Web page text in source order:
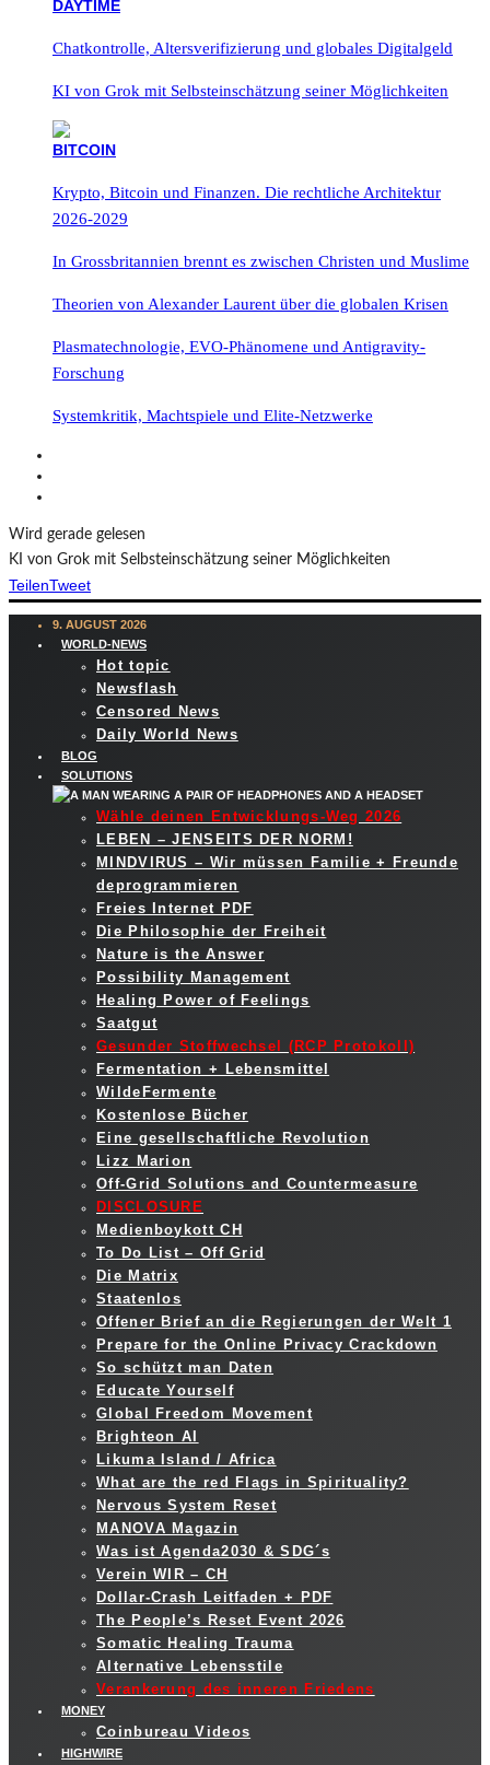
Chatkontrolle, Altersverifizierung und globales Digitalgeld
KI von Grok mit Selbsteinschätzung seiner Möglichkeiten
Krypto, Bitcoin und Finanzen. Die rechtliche Architektur
2026-2029
In Grossbritannien brennt es zwischen Christen und Muslime
Theorien von Alexander Laurent über die globalen Krisen
Plasmatechnologie, EVO-Phänomene und Antigravity-
Forschung
Systemkritik, Machtspiele und Elite-Netzwerke
Wird gerade gelesen
KI von Grok mit Selbsteinschätzung seiner Möglichkeiten
TeilenTweet
9. AUGUST 2026
WORLD-NEWS
Hot topic
Newsflash
Censored News
Daily World News
BLOG
SOLUTIONS
Wähle deinen Entwicklungs-Weg 2026
LEBEN – JENSEITS DER NORM!
MINDVIRUS – Wir müssen Familie + Freunde
deprogrammieren
Freies Internet PDF
Die Philosophie der Freiheit
Nature is the Answer
Possibility Management
Healing Power of Feelings
Saatgut
Gesunder Stoffwechsel (RCP Protokoll)
Fermentation + Lebensmittel
WildeFermente
Kostenlose Bücher
Eine gesellschaftliche Revolution
Lizz Marion
Off-Grid Solutions and Countermeasure
DISCLOSURE
Medienboykott CH
To Do List – Off Grid
Die Matrix
Staatenlos
Offener Brief an die Regierungen der Welt 1
Prepare for the Online Privacy Crackdown
So schützt man Daten
Educate Yourself
Global Freedom Movement
Brighteon AI
Likuma Island / Africa
What are the red Flags in Spirituality?
Nervous System Reset
MANOVA Magazin
Was ist Agenda2030 & SDG´s
Verein WIR – CH
Dollar-Crash Leitfaden + PDF
The People’s Reset Event 2026
Somatic Healing Trauma
Alternative Lebensstile
Verankerung des inneren Friedens
MONEY
Coinbureau Videos
HIGHWIRE